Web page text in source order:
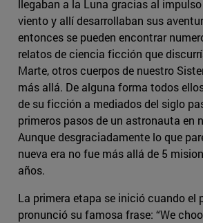
llegaban a la Luna gracias al
viento y allí desarrollaban sus
entonces se pueden encontrar
relatos de ciencia ficción que
Marte, otros cuerpos de nuestro
más allá. De alguna forma todos
de su ficción a mediados del siglo
primeros pasos de un astronauta en
Aunque desgraciadamente lo que
nueva era no fue más allá de 5
años.
La primera etapa se inició cuando el
pronunció su famosa frase: “We